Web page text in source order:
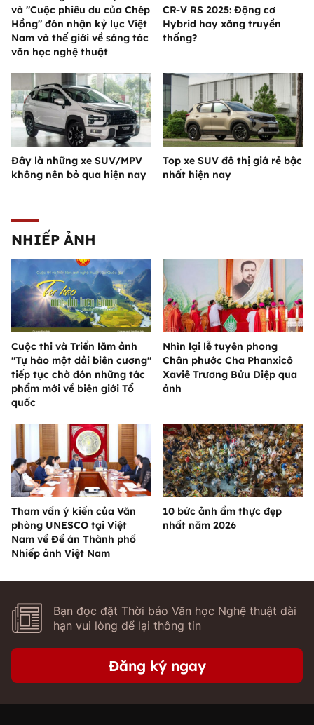
và "Cuộc phiêu du của Chép
Hồng" đón nhận kỷ lục Việt
Nam và thế giới về sáng tác
văn học nghệ thuật
CR-V RS 2025: Động cơ
Hybrid hay xăng truyền
thống?
Đây là những xe SUV/MPV
không nên bỏ qua hiện nay
Top xe SUV đô thị giá rẻ bậc
nhất hiện nay
NHIẾP ẢNH
Cuộc thi và Triển lãm ảnh
"Tự hào một dải biên cương"
tiếp tục chờ đón những tác
phẩm mới về biên giới Tổ
quốc
Nhìn lại lễ tuyên phong
Chân phước Cha Phanxicô
Xaviê Trương Bửu Diệp qua
ảnh
Tham vấn ý kiến của Văn
phòng UNESCO tại Việt
Nam về Đề án Thành phố
Nhiếp ảnh Việt Nam
10 bức ảnh ẩm thực đẹp
nhất năm 2026
Bạn đọc đặt Thời báo Văn học Nghệ thuật dài
hạn vui lòng để lại thông tin
Đăng ký ngay